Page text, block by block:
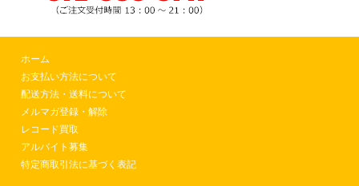
ホーム
お支払い方法について
配送方法・送料について
メルマガ登録・解除
レコード買取
アルバイト募集
特定商取引法に基づく表記